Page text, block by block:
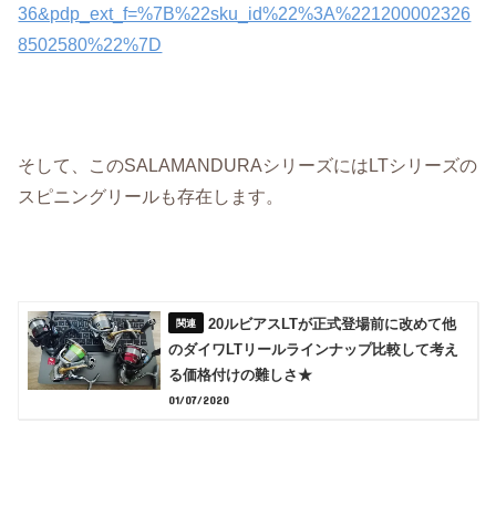
36&pdp_ext_f=%7B%22sku_id%22%3A%221200002326
8502580%22%7D
そして、このSALAMANDURAシリーズにはLTシリーズの
スピニングリールも存在します。
20ルビアスLTが正式登場前に改めて他
のダイワLTリールラインナップ比較して考え
る価格付けの難しさ★
01/07/2020